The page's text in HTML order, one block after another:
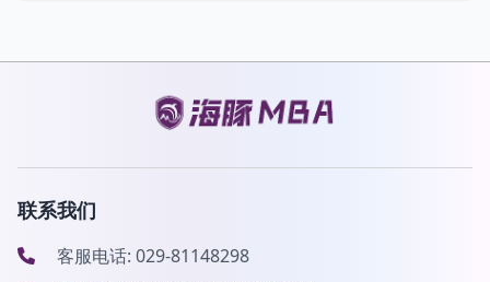
联系我们
客服电话: 029-81148298